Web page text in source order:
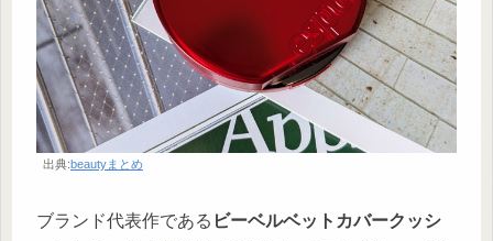
出典:beautyまとめ
ブランド代表作である ビーベルベットカバークッシ